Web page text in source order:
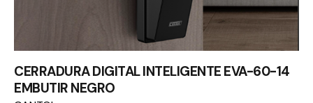
CERRADURA DIGITAL INTELIGENTE EVA-60-14
EMBUTIR NEGRO